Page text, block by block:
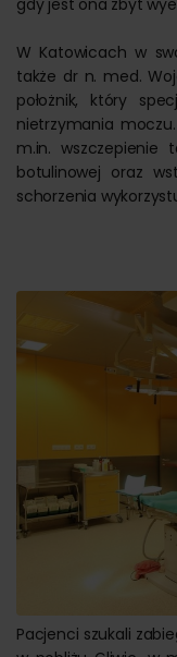
W Katowicach w
także dr n. med.
położnik, który
nietrzymania
m.in. wszczepienie
botulinowej oraz
schorzenia
Pacjenci szukali